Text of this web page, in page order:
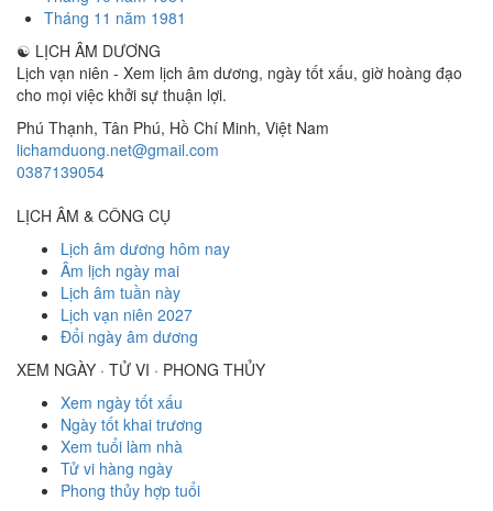
Tháng 11 năm 1981
☯ LỊCH ÂM DƯƠNG
Lịch vạn niên - Xem lịch âm dương, ngày tốt xấu, giờ hoàng đạo
cho mọi việc khởi sự thuận lợi.
Phú Thạnh, Tân Phú, Hồ Chí Minh, Việt Nam
lichamduong.net@gmail.com
0387139054
LỊCH ÂM & CÔNG CỤ
Lịch âm dương hôm nay
Âm lịch ngày mai
Lịch âm tuần này
Lịch vạn niên 2027
Đổi ngày âm dương
XEM NGÀY · TỬ VI · PHONG THỦY
Xem ngày tốt xấu
Ngày tốt khai trương
Xem tuổi làm nhà
Tử vi hàng ngày
Phong thủy hợp tuổi